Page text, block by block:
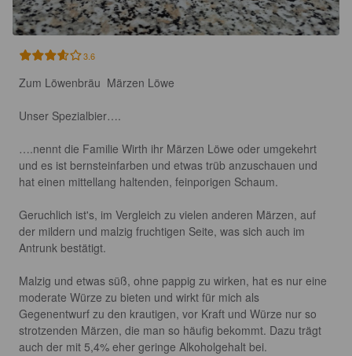
3.6
Zum Löwenbräu  Märzen Löwe
Unser Spezialbier….
….nennt die Familie Wirth ihr Märzen Löwe oder umgekehrt
und es ist bernsteinfarben und etwas trüb anzuschauen und
hat einen mittellang haltenden, feinporigen Schaum.
Geruchlich ist's, im Vergleich zu vielen anderen Märzen, auf
der mildern und malzig fruchtigen Seite, was sich auch im
Antrunk bestätigt.
Malzig und etwas süß, ohne pappig zu wirken, hat es nur eine
moderate Würze zu bieten und wirkt für mich als
Gegenentwurf zu den krautigen, vor Kraft und Würze nur so
strotzenden Märzen, die man so häufig bekommt. Dazu trägt
auch der mit 5,4% eher geringe Alkoholgehalt bei.